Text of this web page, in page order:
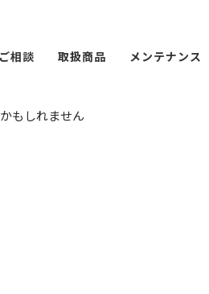
相談 取扱商品 メンテナンス
もしれません